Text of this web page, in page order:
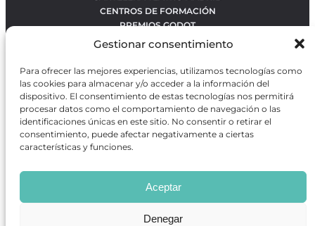
Gestionar consentimiento
Para ofrecer las mejores experiencias, utilizamos tecnologías como
las cookies para almacenar y/o acceder a la información del
dispositivo. El consentimiento de estas tecnologías nos permitirá
procesar datos como el comportamiento de navegación o las
identificaciones únicas en este sitio. No consentir o retirar el
consentimiento, puede afectar negativamente a ciertas
características y funciones.
Aceptar
Denegar
CENTROS DE FORMACIÓN
PREMIOS GODOT
CONTACTO
OBRAS MÁS VOTADAS
RANKING MEJORES OBRAS
BÚSQUEDA AVANZADA DE OBRAS
Revista GODOTes una revista independiente especializada
en información sobre artes escénicas de Madrid, gratuita y
que se distribuye en espacios escénicos, además de otros
puntos de interés turístico y de ocio de la capital.